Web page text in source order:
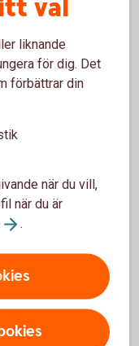
bra för många
växer kan det ibland
passar
börjar fundera på
risker
kan göra det
verksamheten
val
liknande
för dig. Det
förbättrar din
när du vill,
när du är
.